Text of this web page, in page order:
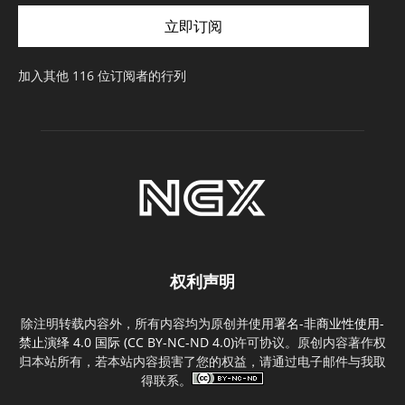
件
址
立即订阅
加入其他 116 位订阅者的行列
权利声明
除注明转载内容外，所有内容均为原创并使用署名-非商业性使用-
禁止演绎 4.0 国际 (CC BY-NC-ND 4.0)许可协议。原创内容著作权
归本站所有，若本站内容损害了您的权益，请通过电子邮件与我取
得联系。